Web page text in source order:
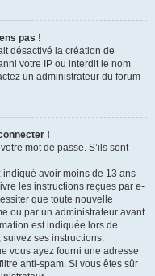
pas !
désactivé la création de
votre IP ou interdit le nom
un administrateur du forum
!
mot de passe. S’ils sont
indiqué avoir moins de 13 ans
les instructions reçues par e-
que toute nouvelle
ou par un administrateur avant
est indiquée lors de
suivez ses instructions.
vous ayez fourni une adresse
anti-spam. Si vous êtes sûr